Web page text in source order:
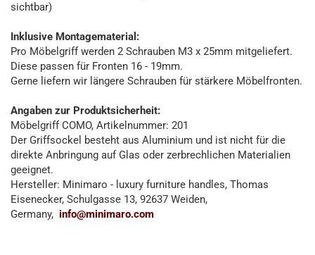
sichtbar)
Inklusive Montagematerial:
Pro Möbelgriff werden 2 Schrauben M3 x 25mm mitgeliefert.
Diese passen für Fronten 16 - 19mm.
Gerne liefern wir längere Schrauben für stärkere Möbelfronten.
Angaben zur Produktsicherheit:
Möbelgriff COMO, Artikelnummer: 201
Der Griffsockel besteht aus Aluminium und ist nicht für die
direkte Anbringung auf Glas oder zerbrechlichen Materialien
geeignet.
Hersteller: Minimaro - luxury furniture handles, Thomas
Eisenecker, Schulgasse 13, 92637 Weiden,
Germany, info@minimaro.com